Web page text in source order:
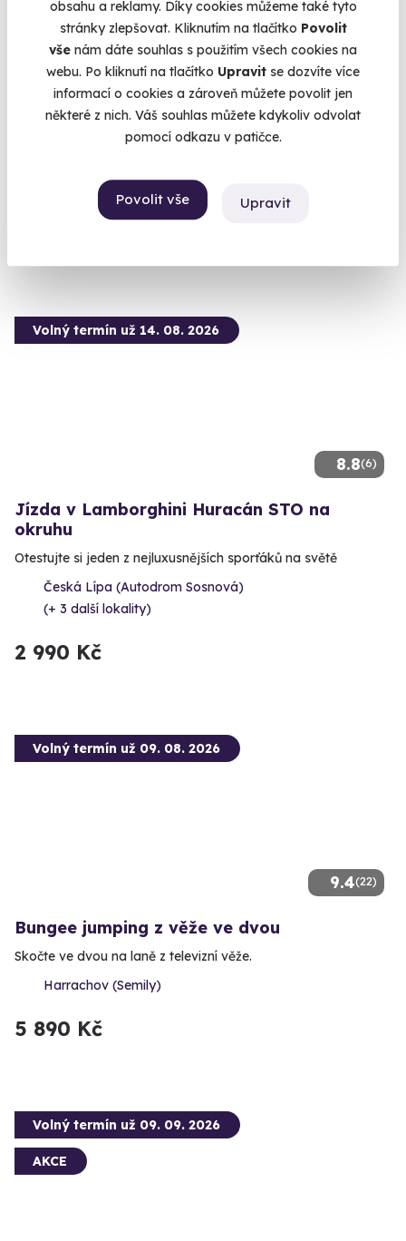
obsahu a reklamy. Díky cookies můžeme také tyto
stránky zlepšovat. Kliknutím na tlačítko Povolit
vše nám dáte souhlas s použitím všech cookies na
webu. Po kliknutí na tlačítko Upravit se dozvíte více
informací o cookies a zároveň můžete povolit jen
některé z nich. Váš souhlas můžete kdykoliv odvolat
pomocí odkazu v patičce.
Povolit vše Upravit
7.0
Jízda v Hyundai na okruhu
Vyzkoušejte Hyundai i20 N či i30 N v plné síle
(+ 4 další lokality)
8.8(6)
Volný termín už 14. 08. 2026
Jízda v Lamborghini Huracán STO na
okruhu
Otestujte si jeden z nejluxusnějších sporťáků na světě
Česká Lípa (Autodrom Sosnová)
(+ 3 další lokality)
2 990 Kč
9.4(22)
Volný termín už 09. 08. 2026
Bungee jumping z věže ve dvou
Skočte ve dvou na laně z televizní věže.
Harrachov (Semily)
5 890 Kč
Volný termín už 09. 09. 2026
AKCE